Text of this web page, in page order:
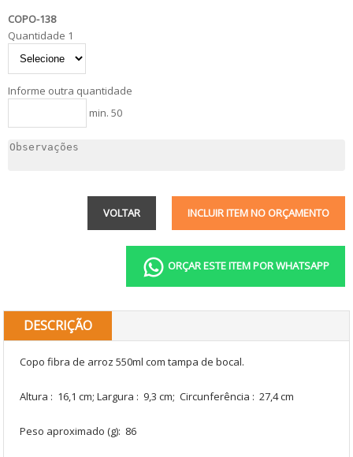
COPO-138
Quantidade 1
Informe outra quantidade
min. 50
INCLUIR ITEM NO ORÇAMENTO
VOLTAR
ORÇAR ESTE ITEM POR WHATSAPP
DESCRIÇÃO
Copo fibra de arroz 550ml com tampa de bocal.
Altura : 16,1 cm; Largura : 9,3 cm; Circunferência : 27,4 cm
Peso aproximado (g): 86